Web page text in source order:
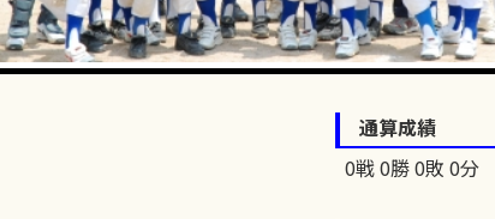
通算成績
0戦 0勝 0敗 0分